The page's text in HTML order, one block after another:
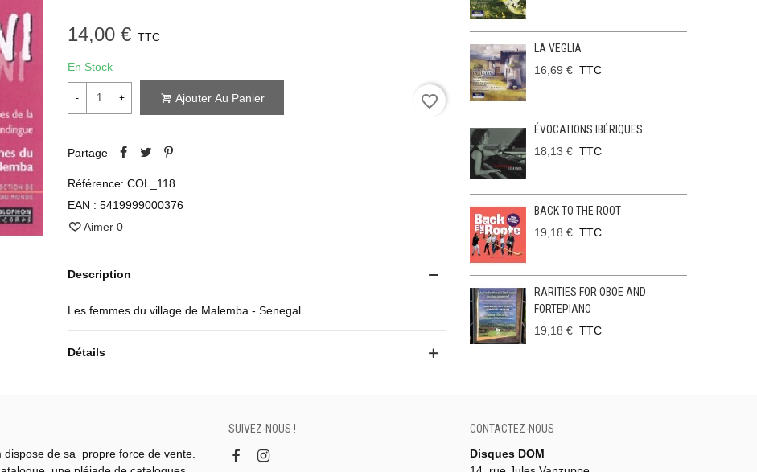
14,00 € TTC
En Stock
- + Ajouter Au Panier favorite_border
Partage
Référence: COL_118
EAN : 5419999000376
Aimer 0
Description
Les femmes du village de Malemba - Senegal
Détails
LA VEGLIA
16,69 € TTC
ÉVOCATIONS IBÉRIQUES
18,13 € TTC
BACK TO THE ROOT
19,18 € TTC
RARITIES FOR OBOE AND
FORTEPIANO
19,18 € TTC
de sa propre force de vente.
SUIVEZ-NOUS !
CONTACTEZ-NOUS
Disques DOM